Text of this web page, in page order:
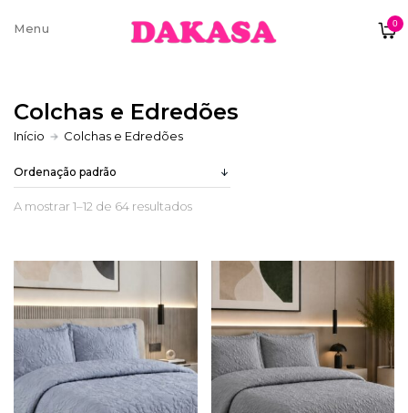
0
Sobre nós
Contatos e moradas
Trocas e Devoluções
Termos e condições
Colchas e Edredões
Início Colchas e Edredões
A mostrar 1–12 de 64 resultados